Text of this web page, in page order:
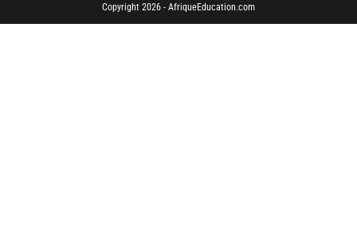
Copyright 2026 - AfriqueEducation.com